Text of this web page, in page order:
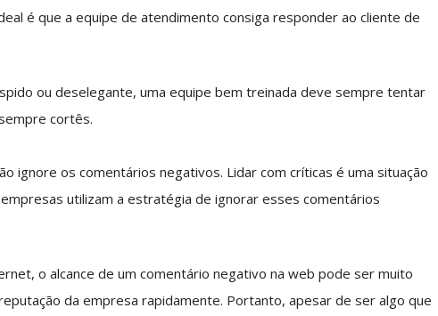
é que a equipe de atendimento consiga responder ao cliente de
ou deselegante, uma equipe bem treinada deve sempre tentar
cortês.
ignore os comentários negativos. Lidar com críticas é uma situação
utilizam a estratégia de ignorar esses comentários
o alcance de um comentário negativo na web pode ser muito
da empresa rapidamente. Portanto, apesar de ser algo que